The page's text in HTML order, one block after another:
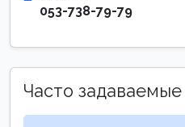
053-738-79-79
Часто